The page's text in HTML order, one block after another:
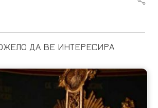
ДА ВЕ ИНТЕРЕСИРА